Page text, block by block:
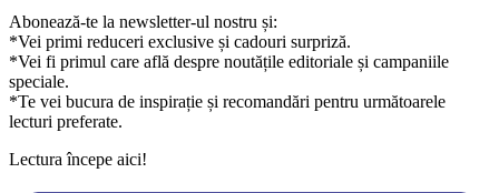
Abonează-te la newsletter-ul nostru și:
*Vei primi reduceri exclusive și cadouri surpriză.
*Vei fi primul care află despre noutățile editoriale și campaniile
speciale.
*Te vei bucura de inspirație și recomandări pentru următoarele
lecturi preferate.
Lectura începe aici!